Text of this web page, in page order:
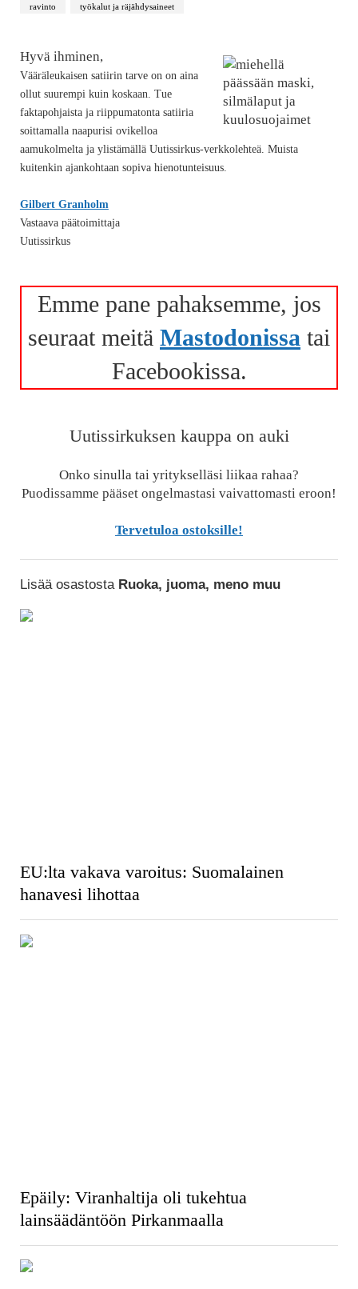
ravinto työkalut ja räjähdysaineet
Hyvä ihminen,
Vääräleukaisen satiirin tarve on on aina
ollut suurempi kuin koskaan. Tue
faktapohjaista ja riippumatonta satiiria
soittamalla naapurisi ovikelloa
aamukolmelta ja ylistämällä Uutissirkus-verkkolehteä. Muista
kuitenkin ajankohtaan sopiva hienotunteisuus.
Gilbert Granholm
Vastaava päätoimittaja
Uutissirkus
Emme pane pahaksemme, jos
seuraat meitä Mastodonissa tai
Facebookissa.
Uutissirkuksen kauppa on auki
Onko sinulla tai yritykselläsi liikaa rahaa?
Puodissamme pääset ongelmastasi vaivattomasti eroon!
Tervetuloa ostoksille!
Lisää osastosta Ruoka, juoma, meno muu
EU:lta vakava varoitus: Suomalainen
hanavesi lihottaa
Epäily: Viranhaltija oli tukehtua
lainsäädäntöön Pirkanmaalla